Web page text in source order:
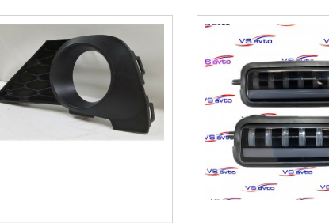
ПОДРОБНЕЕ ПОДРОБНЕЕ